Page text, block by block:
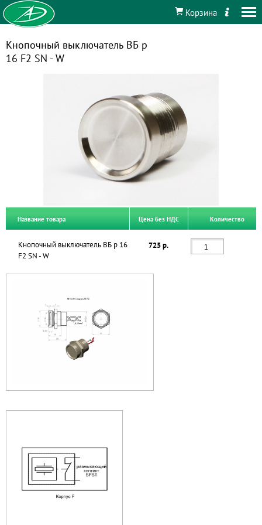
Корзина
Кнопочный выключатель ВБ р
16 F2 SN - W
Название товара Цена без НДС Количество
Кнопочный выключатель ВБ р 16
F2 SN - W
725 р.